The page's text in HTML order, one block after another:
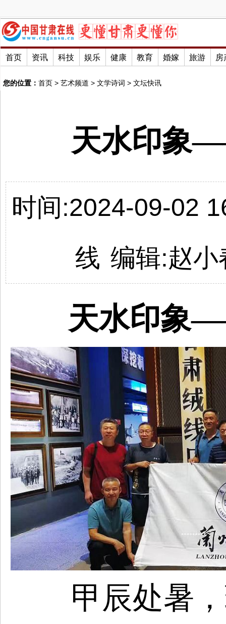
首页 资讯 科技 娱乐 健康 教育 婚嫁 旅游 房
您的位置： 首页 > 艺术频道 > 文学诗词 > 文坛快讯
天水印象
时间:2024-09-02
线 编辑:赵小
天水印象
甲辰处暑